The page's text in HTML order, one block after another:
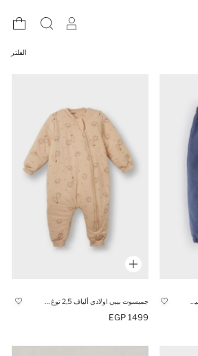
الفلتر
1499 EGP